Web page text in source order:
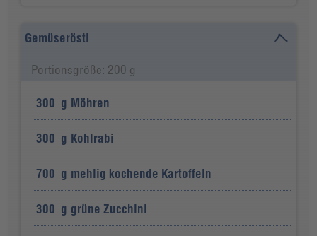
Gemüserösti
Portionsgröße: 200 g
300 g Möhren
300 g Kohlrabi
700 g mehlig kochende Kartoffeln
300 g grüne Zucchini